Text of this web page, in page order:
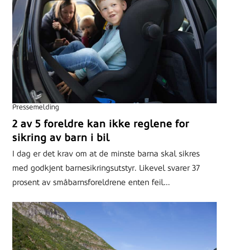
Pressemelding
2 av 5 foreldre kan ikke reglene for
sikring av barn i bil
I dag er det krav om at de minste barna skal sikres
med godkjent barnesikringsutstyr. Likevel svarer 37
prosent av småbarnsforeldrene enten feil…